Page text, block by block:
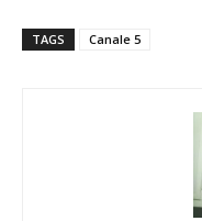
TAGS Canale 5